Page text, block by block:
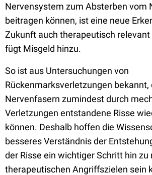
Nervensystem zum Absterben vom
beitragen können, ist eine neue
Zukunft auch therapeutisch relevant
fügt Misgeld hinzu.
So ist aus Untersuchungen von
Rückenmarksverletzungen bekannt,
Nervenfasern zumindest durch
Verletzungen entstandene Risse
können. Deshalb hoffen die
besseres Verständnis der
der Risse ein wichtiger Schritt hin zu
therapeutischen Angriffszielen sein